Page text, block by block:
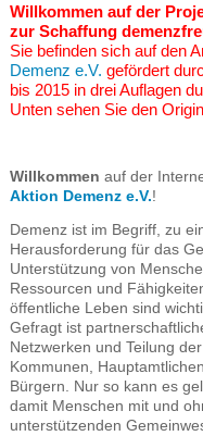
Willkommen auf der
zur Schaffung
Sie befinden sich auf den
Demenz e.V. gefördert
bis 2015 in drei Auflagen
Unten sehen Sie den
Willkommen auf der
Aktion Demenz e.V.!
Demenz ist im Begriff, zu
Herausforderung für das
Unterstützung von
Ressourcen und
öffentliche Leben sind
Gefragt ist
Netzwerken und Teilung
Kommunen,
Bürgern. Nur so kann es
damit Menschen mit und
unterstützenden